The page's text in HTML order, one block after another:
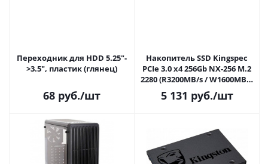
Переходник для HDD 5.25"-
>3.5", пластик (глянец)
68 руб./шт
Накопитель SSD Kingspec
PCIe 3.0 x4 256Gb NX-256 M.2
2280 (R3200MB/s / W1600MB/s
0.89 DWPD)
5 131 руб./шт